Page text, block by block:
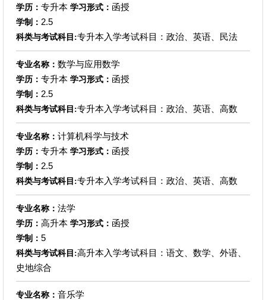
学历： 专升本 学习形式： 函授
学制： 2.5
科类与考试科目:专升本入学考试科目：政治、英语、民法
专业名称： 数学与应用数学
学历： 专升本 学习形式： 函授
学制： 2.5
科类与考试科目:专升本入学考试科目：政治、英语、高数
专业名称： 计算机科学与技术
学历： 专升本 学习形式： 函授
学制： 2.5
科类与考试科目:专升本入学考试科目：政治、英语、高数
专业名称： 法学
学历： 高升本 学习形式： 函授
学制： 5
科类与考试科目:高升本入学考试科目：语文、数学、外语、
史地综合
专业名称： 音乐学